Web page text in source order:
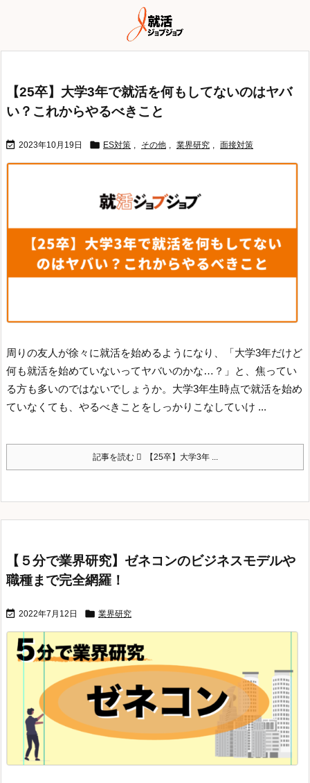
【25卒】大学3年で就活を何もしてないのはヤバ
い？これからやるべきこと
 2023年10月19日  ES対策 , その他 , 業界研究 , 面接対策
周りの友人が徐々に就活を始めるようになり、「大学3年だけど
何も就活を始めていないってヤバいのかな…？」と、焦ってい
る方も多いのではないでしょうか。 大学3年生時点で就活を始め
ていなくても、やるべきことをしっかりこなしていけ ...
記事を読む 【25卒】大学3年 ...
【５分で業界研究】ゼネコンのビジネスモデルや
職種まで完全網羅！
 2022年7月12日  業界研究